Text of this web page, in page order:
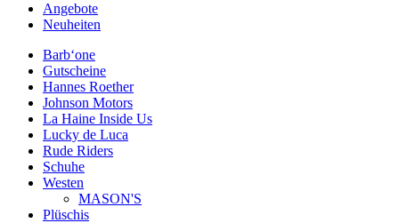
Angebote
Neuheiten
Barb‘one
Gutscheine
Hannes Roether
Johnson Motors
La Haine Inside Us
Lucky de Luca
Rude Riders
Schuhe
Westen
MASON'S
Plüschis